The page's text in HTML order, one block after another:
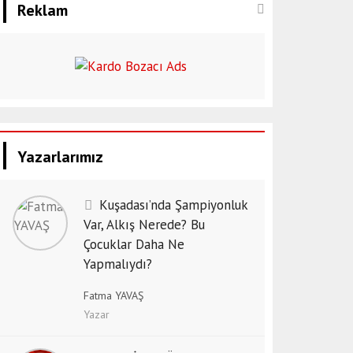
Reklam
Yazarlarımız
Kuşadası’nda Şampiyonluk
Var, Alkış Nerede? Bu
Çocuklar Daha Ne
Yapmalıydı?
Fatma YAVAŞ
Yazar